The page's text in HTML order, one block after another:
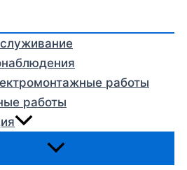
работы
работы